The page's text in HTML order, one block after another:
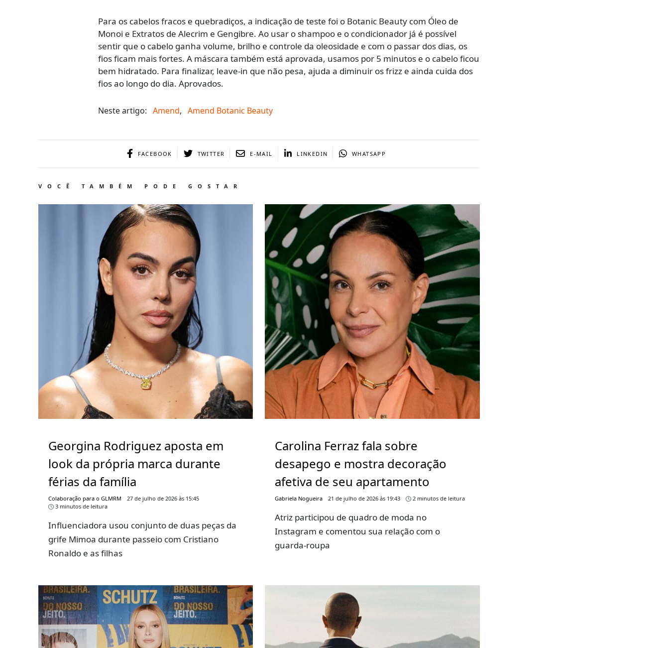
Para os cabelos fracos e quebradiços, a indicação de teste foi o Botanic Beauty com Óleo de
Monoi e Extratos de Alecrim e Gengibre. Ao usar o shampoo e o condicionador já é possível
sentir que o cabelo ganha volume, brilho e controle da oleosidade e com o passar dos dias, os
fios ficam mais fortes. A máscara também está aprovada, usamos por 5 minutos e o cabelo ficou
bem hidratado. Para finalizar, leave-in que não pesa, ajuda a diminuir os frizz e ainda cuida dos
fios ao longo do dia. Aprovados.
Neste artigo: Amend, Amend Botanic Beauty
FACEBOOK TWITTER E-MAIL LINKEDIN WHATSAPP
VOCÊ TAMBÉM PODE GOSTAR
Georgina Rodriguez aposta em
look da própria marca durante
férias da família
Colaboração para o GLMRM
27 de julho de 2026 às 15:45
3 minutos de leitura
Influenciadora usou conjunto de duas peças da
grife Mimoa durante passeio com Cristiano
Ronaldo e as filhas
Carolina Ferraz fala sobre
desapego e mostra decoração
afetiva de seu apartamento
Gabriela Nogueira 21 de julho de 2026 às 19:43 2 minutos de leitura
Atriz participou de quadro de moda no
Instagram e comentou sua relação com o
guarda-roupa